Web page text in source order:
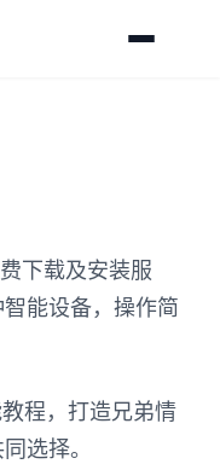
下载及安装服
能设备，操作简
程，打造兄弟情
选择。